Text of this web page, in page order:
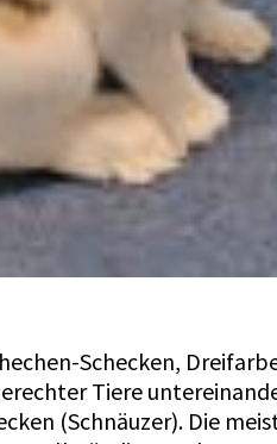
Schecken,
Tiere
(Schnäuzer). Die